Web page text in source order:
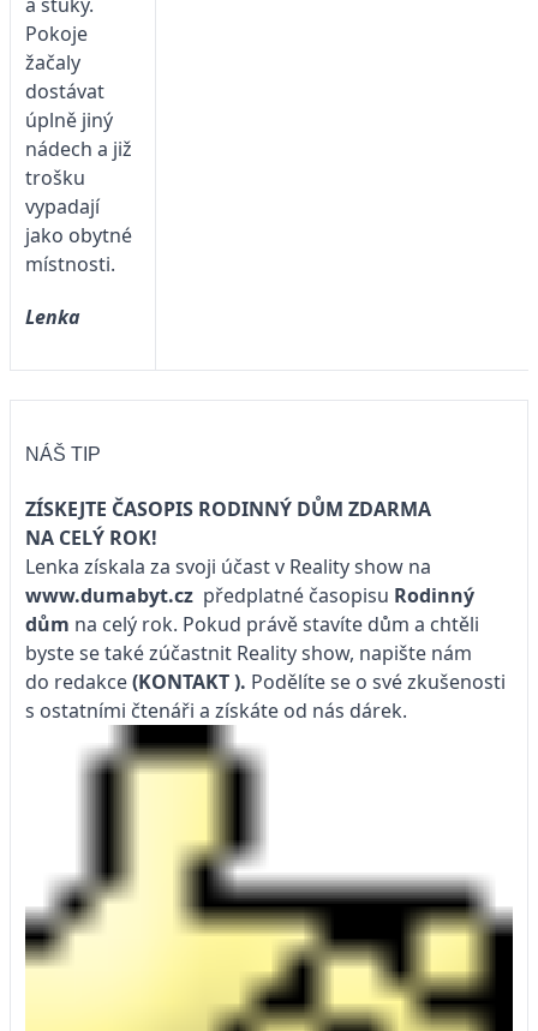
Pokoje
žačaly
dostávat
úplně jiný
nádech a již
trošku
vypadají
jako obytné
místnosti.
Lenka
NÁŠ TIP
ZÍSKEJTE ČASOPIS RODINNÝ DŮM ZDARMA
NA CELÝ ROK!
Lenka získala za svoji účast v Reality show na
www.dumabyt.cz předplatné časopisu Rodinný
dům na celý rok. Pokud právě stavíte dům a chtěli
byste se také zúčastnit Reality show, napište nám
do redakce(KONTAKT). Podělíte se o své zkušenosti
s ostatními čtenáři a získáte od nás dárek.